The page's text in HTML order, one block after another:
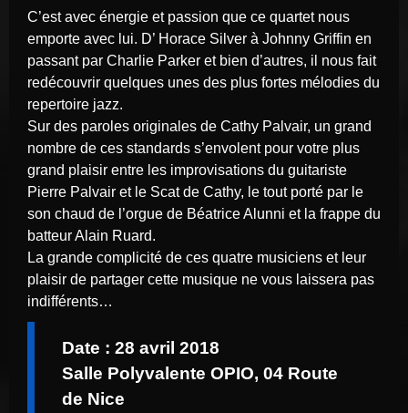
C’est avec énergie et passion que ce quartet nous
emporte avec lui. D’ Horace Silver à Johnny Griffin en
passant par Charlie Parker et bien d’autres, il nous fait
redécouvrir quelques unes des plus fortes mélodies du
repertoire jazz.
Sur des paroles originales de Cathy Palvair, un grand
nombre de ces standards s’envolent pour votre plus
grand plaisir entre les improvisations du guitariste
Pierre Palvair et le Scat de Cathy, le tout porté par le
son chaud de l’orgue de Béatrice Alunni et la frappe du
batteur Alain Ruard.
La grande complicité de ces quatre musiciens et leur
plaisir de partager cette musique ne vous laissera pas
indifférents…
Date : 28 avril 2018
Salle Polyvalente OPIO, 04 Route
de Nice